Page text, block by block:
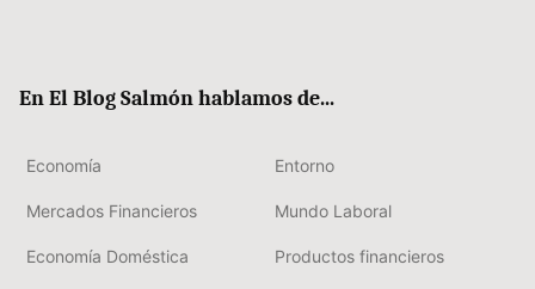
En El Blog Salmón hablamos de...
Economía Entorno
Mercados Financieros Mundo Laboral
Economía Doméstica Productos financieros